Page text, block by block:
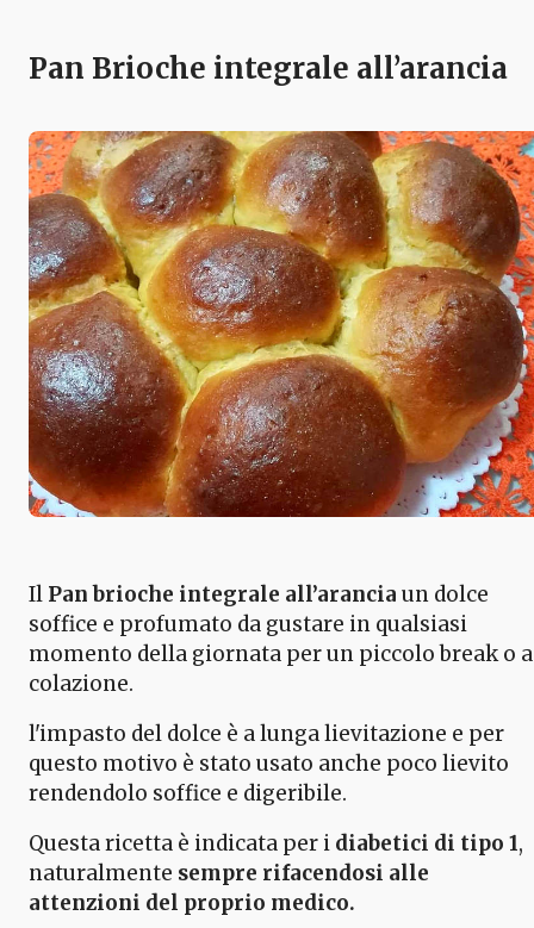
Pan Brioche integrale all’arancia
Il Pan brioche integrale all’arancia un dolce
soffice e profumato da gustare in qualsiasi
momento della giornata per un piccolo break o a
colazione.
l'impasto del dolce è a lunga lievitazione e per
questo motivo è stato usato anche poco lievito
rendendolo soffice e digeribile.
Questa ricetta è indicata per i diabetici di tipo 1,
naturalmente sempre rifacendosi alle
attenzioni del proprio medico.